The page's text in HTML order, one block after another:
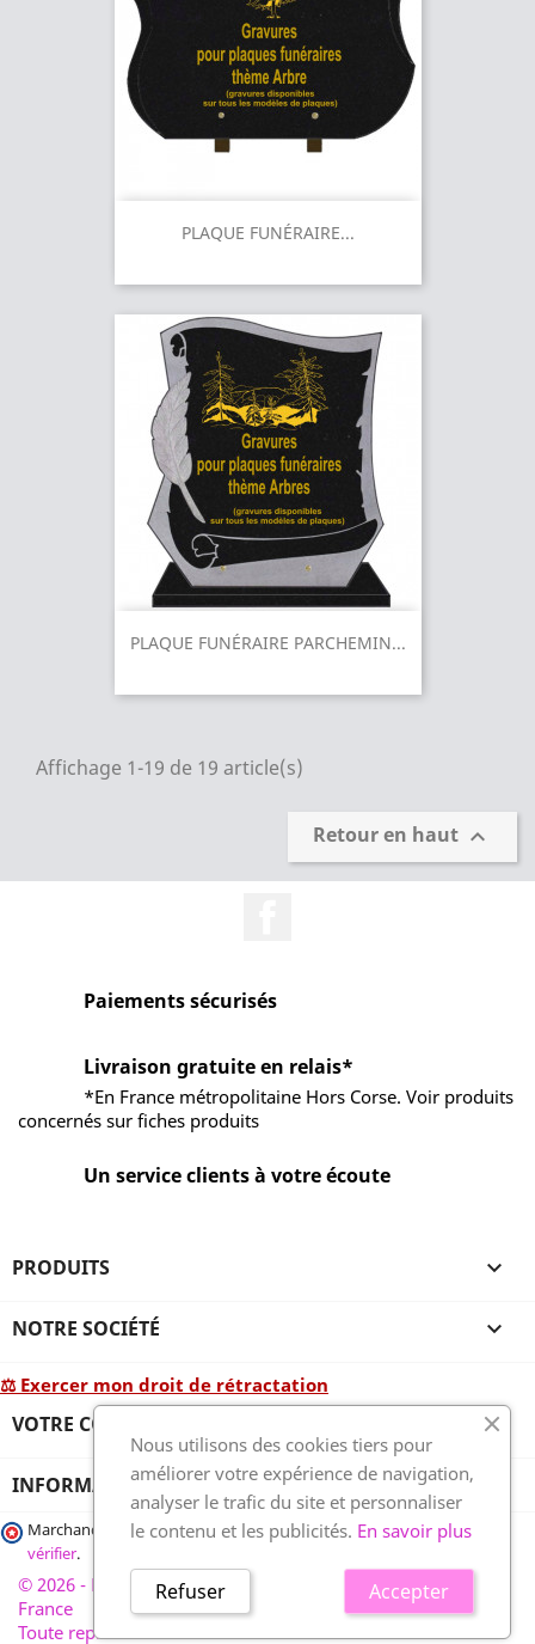
PLAQUE FUNÉRAIRE...
PLAQUE FUNÉRAIRE PARCHEMIN...
Affichage 1-19 de 19 article(s)
Retour en haut 
Paiements sécurisés
Livraison gratuite en relais*
*En France métropolitaine Hors Corse. Voir produits
concernés sur fiches produits
Un service clients à votre écoute
PRODUITS 
NOTRE SOCIÉTÉ 
⚖ Exercer mon droit de rétractation
VOTRE COMPTE 
INFORMATIONS
Marchand approuvé par la Société des Avis Garantis,cliquez ici pour
vérifier.
© 2026 - France-plaques-funéraires.fr, développé par Wess
France
Toute reproduction interdite
Nous utilisons des cookies tiers pour
améliorer votre expérience de navigation,
analyser le trafic du site et personnaliser
le contenu et les publicités. En savoir plus
Accepter
Refuser